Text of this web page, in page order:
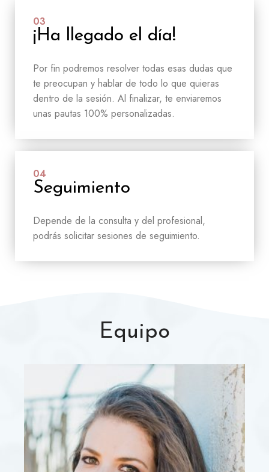
03
¡Ha llegado el día!
Por fin podremos resolver todas esas dudas que
te preocupan y hablar de todo lo que quieras
dentro de la sesión. Al finalizar, te enviaremos
unas pautas 100% personalizadas.
04
Seguimiento
Depende de la consulta y del profesional,
podrás solicitar sesiones de seguimiento.
Equipo